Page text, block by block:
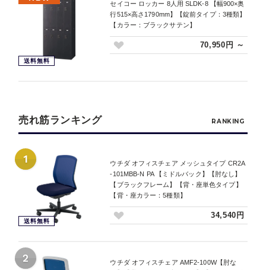
送料無料
セイコー ロッカー 8人用 SLDK-8 【幅900×奥
行515×高さ1790mm】【錠前タイプ：3種類】
【カラー：ブラックサテン】
70,950円 ～
売れ筋ランキング RANKING
1
送料無料
ウチダ オフィスチェア メッシュタイプ CR2A
-101MBB-N PA 【ミドルバック】【肘なし】
【ブラックフレーム】【背・座単色タイプ】
【背・座カラー：5種類】
34,540円
2
ウチダ オフィスチェア AMF2-100W【肘な